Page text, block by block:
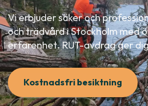
Vi erbjuder säker och
och trädvård i Stockholm med
erfarenhet. RUT-avdrag ger
Kostnadsfri besiktning